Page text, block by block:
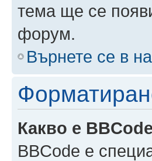
тема ще се
форум.
Върнете се в
Какво е
BBCode е